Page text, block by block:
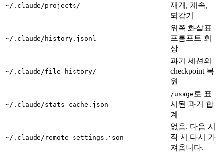
~/.claude/projects/
재개, 계속,
되감기
~/.claude/history.jsonl
위쪽 화살표
프롬프트 회
상
~/.claude/file-history/
과거 세션의
checkpoint 복
원
~/.claude/stats-cache.json
/usage 로 표
시된 과거 합
계
~/.claude/remote-settings.json
없음. 다음 시
작 시 다시 가
져옵니다.